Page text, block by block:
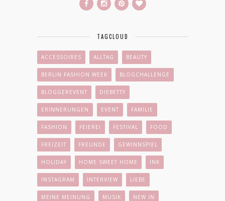
TAGCLOUD
ACCESSOIRES ALLTAG BEAUTY
BERLIN FASHION WEEK BLOGCHALLENGE
BLOGGEREVENT DIEBETTY
ERINNERUNGEN EVENT FAMILIE
FASHION FEIEREI FESTIVAL FOOD
FREIZEIT FREUNDE GEWINNSPIEL
HOLIDAY HOME SWEET HOME INK
INSTAGRAM INTERVIEW LIEBE
MEINE MEINUNG MUSIK NEW IN